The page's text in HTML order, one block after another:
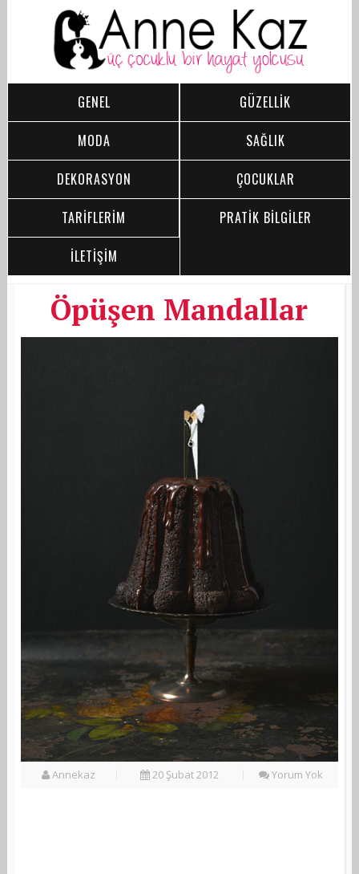
GENEL
GÜZELLİK
MODA
SAĞLIK
DEKORASYON
ÇOCUKLAR
TARİFLERİM
PRATİK BİLGİLER
İLETİŞİM
Öpüşen Mandallar
Annekaz 20 Şubat 2012 Yorum Yok